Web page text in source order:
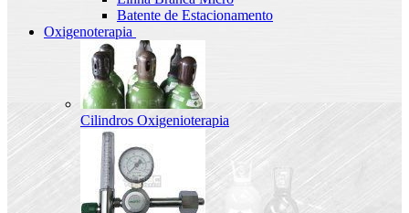
Batente de Estacionamento
Oxigenoterapia
Cilindros Oxigenioterapia